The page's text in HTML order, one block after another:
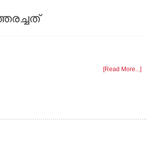
[Read More...]